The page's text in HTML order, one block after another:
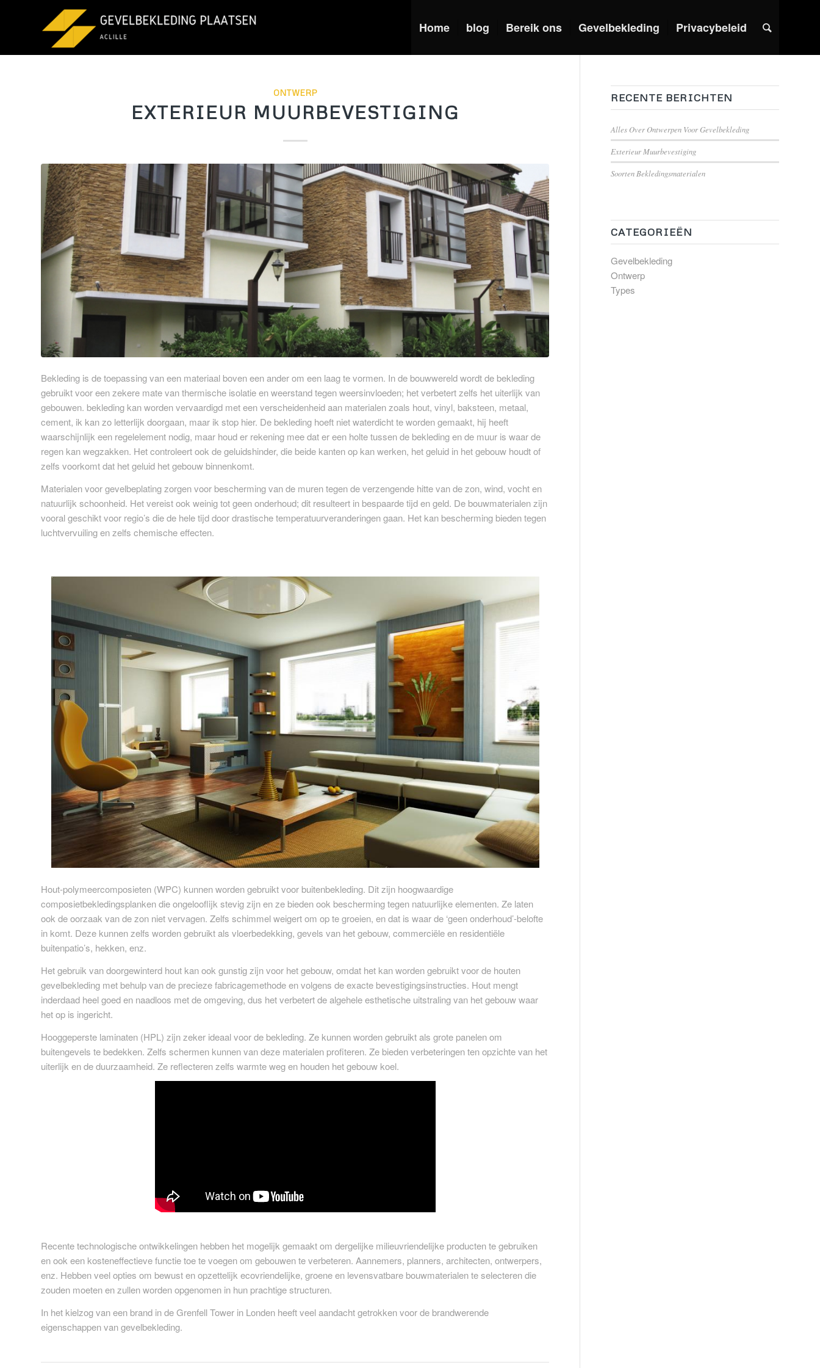
Home blog Bereik ons Gevelbekleding Privacybeleid
ONTWERP
EXTERIEUR MUURBEVESTIGING
Bekleding is de toepassing van een materiaal boven een ander om een ​​laag te vormen. In de bouwwereld wordt de bekleding
gebruikt voor een zekere mate van thermische isolatie en weerstand tegen weersinvloeden; het verbetert zelfs het uiterlijk van
gebouwen. bekleding kan worden vervaardigd met een verscheidenheid aan materialen zoals hout, vinyl, baksteen, metaal,
cement, ik kan zo letterlijk doorgaan, maar ik stop hier. De bekleding hoeft niet waterdicht te worden gemaakt, hij heeft
waarschijnlijk een regelelement nodig, maar houd er rekening mee dat er een holte tussen de bekleding en de muur is waar de
regen kan wegzakken. Het controleert ook de geluidshinder, die beide kanten op kan werken, het geluid in het gebouw houdt of
zelfs voorkomt dat het geluid het gebouw binnenkomt.
Materialen voor gevelbeplating zorgen voor bescherming van de muren tegen de verzengende hitte van de zon, wind, vocht en
natuurlijk schoonheid. Het vereist ook weinig tot geen onderhoud; dit resulteert in bespaarde tijd en geld. De bouwmaterialen zijn
vooral geschikt voor regio’s die de hele tijd door drastische temperatuurveranderingen gaan. Het kan bescherming bieden tegen
luchtvervuiling en zelfs chemische effecten.
Hout-polymeercomposieten (WPC) kunnen worden gebruikt voor buitenbekleding. Dit zijn hoogwaardige
composietbekledingsplanken die ongelooflijk stevig zijn en ze bieden ook bescherming tegen natuurlijke elementen. Ze laten
ook de oorzaak van de zon niet vervagen. Zelfs schimmel weigert om op te groeien, en dat is waar de ‘geen onderhoud’-belofte
in komt. Deze kunnen zelfs worden gebruikt als vloerbedekking, gevels van het gebouw, commerciële en residentiële
buitenpatio’s, hekken, enz.
Het gebruik van doorgewinterd hout kan ook gunstig zijn voor het gebouw, omdat het kan worden gebruikt voor de houten
gevelbekleding met behulp van de precieze fabricagemethode en volgens de exacte bevestigingsinstructies. Hout mengt
inderdaad heel goed en naadloos met de omgeving, dus het verbetert de algehele esthetische uitstraling van het gebouw waar
het op is ingericht.
Hooggeperste laminaten (HPL) zijn zeker ideaal voor de bekleding. Ze kunnen worden gebruikt als grote panelen om
buitengevels te bedekken. Zelfs schermen kunnen van deze materialen profiteren. Ze bieden verbeteringen ten opzichte van het
uiterlijk en de duurzaamheid. Ze reflecteren zelfs warmte weg en houden het gebouw koel.
Recente technologische ontwikkelingen hebben het mogelijk gemaakt om dergelijke milieuvriendelijke producten te gebruiken
en ook een kosteneffectieve functie toe te voegen om gebouwen te verbeteren. Aannemers, planners, architecten, ontwerpers,
enz. Hebben veel opties om bewust en opzettelijk ecovriendelijke, groene en levensvatbare bouwmaterialen te selecteren die
zouden moeten en zullen worden opgenomen in hun prachtige structuren.
In het kielzog van een brand in de Grenfell Tower in Londen heeft veel aandacht getrokken voor de brandwerende
eigenschappen van gevelbekleding.
RECENTE BERICHTEN
Alles Over Ontwerpen Voor Gevelbekleding
Exterieur Muurbevestiging
Soorten Bekledingsmaterialen
CATEGORIEËN
Gevelbekleding
Ontwerp
Types